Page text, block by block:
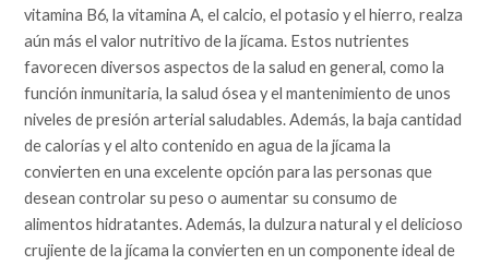
vitamina B6, la vitamina A, el calcio, el potasio y el hierro, realza
aún más el valor nutritivo de la jícama. Estos nutrientes
favorecen diversos aspectos de la salud en general, como la
función inmunitaria, la salud ósea y el mantenimiento de unos
niveles de presión arterial saludables. Además, la baja cantidad
de calorías y el alto contenido en agua de la jícama la
convierten en una excelente opción para las personas que
desean controlar su peso o aumentar su consumo de
alimentos hidratantes. Además, la dulzura natural y el delicioso
crujiente de la jícama la convierten en un componente ideal de